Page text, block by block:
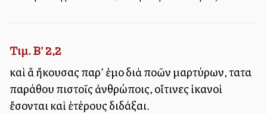
Τιμ. Β' 2,2
καὶ ἃ ἤκουσας παρ’ ἐμοῦ διὰ πολλῶν μαρτύρων, ταῦτα
παράθου πιστοῖς ἀνθρώποις, οἵτινες ἱκανοὶ
ἔσονται καὶ ἑτέρους διδάξαι.